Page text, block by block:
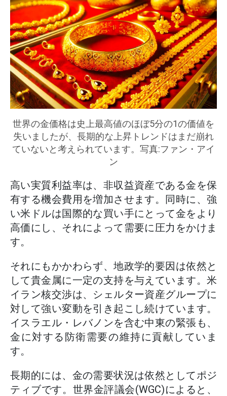
世界の金価格は史上最高値のほぼ5分の1の価値を
失いましたが、長期的な上昇トレンドはまだ崩れ
ていないと考えられています。写真:ファン・アイ
ン
高い実質利益率は、非収益資産である金を保
有する機会費用を増加させます。同時に、強
い米ドルは国際的な買い手にとって金をより
高価にし、それによって需要に圧力をかけま
す。
それにもかかわらず、地政学的要因は依然と
して貴金属に一定の支持を与えています。米
イラン核交渉は、シェルター資産グループに
対して強い変動を引き起こし続けています。
イスラエル・レバノンを含む中東の緊張も、
金に対する防衛需要の維持に貢献していま
す。
長期的には、金の需要状況は依然としてポジ
ティブです。世界金評議会(WGC)によると、